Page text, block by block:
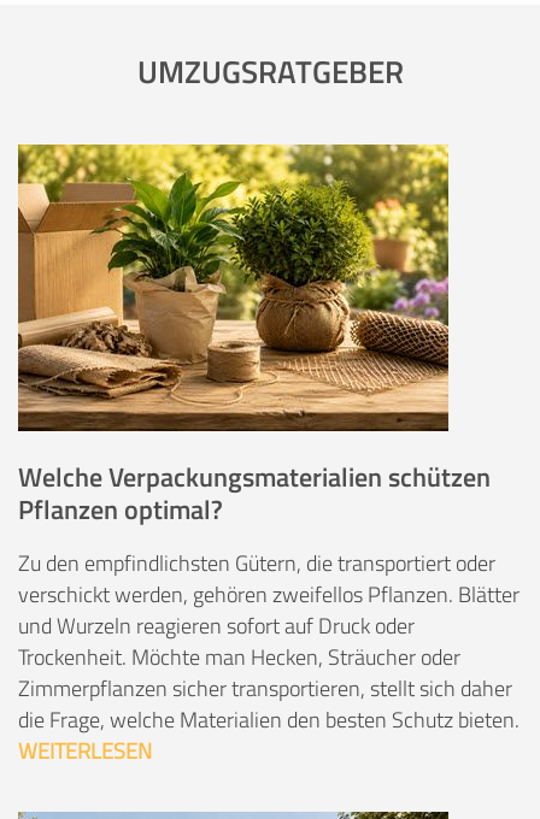
UMZUGSRATGEBER
Welche Verpackungsmaterialien schützen
Pflanzen optimal?
Zu den empfindlichsten Gütern, die transportiert oder
verschickt werden, gehören zweifellos Pflanzen. Blätter
und Wurzeln reagieren sofort auf Druck oder
Trockenheit. Möchte man Hecken, Sträucher oder
Zimmerpflanzen sicher transportieren, stellt sich daher
die Frage, welche Materialien den besten Schutz bieten.
WEITERLESEN